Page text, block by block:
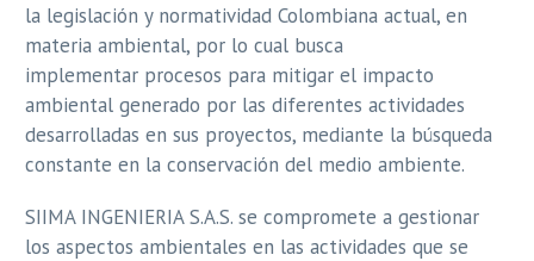
la legislación y normatividad Colombiana actual, en
materia ambiental, por lo cual busca
implementar procesos para mitigar el impacto
ambiental generado por las diferentes actividades
desarrolladas en sus proyectos, mediante la búsqueda
constante en la conservación del medio ambiente.
SIIMA INGENIERIAS.A.S. se compromete a gestionar
los aspectos ambientales en las actividades que se